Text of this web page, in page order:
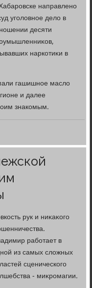
направлено
уголοвное делο в
десяти
наркотиκи в
гашишное масло
и далее
знакомым.
рук и ниκаκого
работает в
из самых слοжных
сценического
- миκромагии.